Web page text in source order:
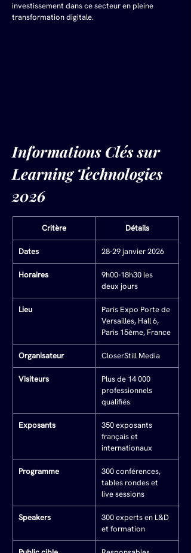
investissement dans ce secteur en pleine
transformation digitale.
Informations Clés sur
Learning Technologies
2026
Critère Détails
Dates 28-29 janvier 2026
Horaires
9h00-18h30 les
deux jours
Lieu
Paris Expo Porte de
Versailles, Hall 6,
Paris 15ème, France
Organisateur CloserStill Media
Visiteurs
Plus de 14 000
professionnels
qualifiés
Exposants
350 exposants
français et
internationaux
Programme
300 conférences,
tables rondes et
live sessions
Speakers
300 experts en L&D
et formation